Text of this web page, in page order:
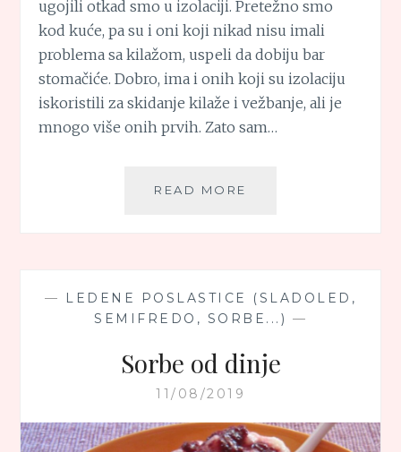
ugojili otkad smo u izolaciji. Pretežno smo
kod kuće, pa su i oni koji nikad nisu imali
problema sa kilažom, uspeli da dobiju bar
stomačiće. Dobro, ima i onih koji su izolaciju
iskoristili za skidanje kilaže i vežbanje, ali je
mnogo više onih prvih. Zato sam…
READ MORE
—
LEDENE POSLASTICE (SLADOLED,
SEMIFREDO, SORBE...) —
Sorbe od dinje
11/08/2019